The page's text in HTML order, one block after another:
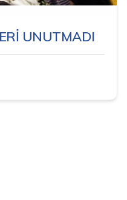
UNUTMADI